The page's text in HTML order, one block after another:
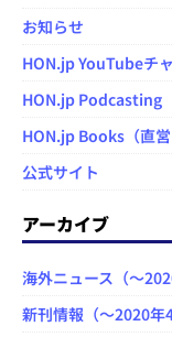
お知らせ
HON.jp YouTubeチ
HON.jp Podcasting
HON.jp Books（直営
公式サイト
アーカイブ
海外ニュース（～
新刊情報（～2020年4